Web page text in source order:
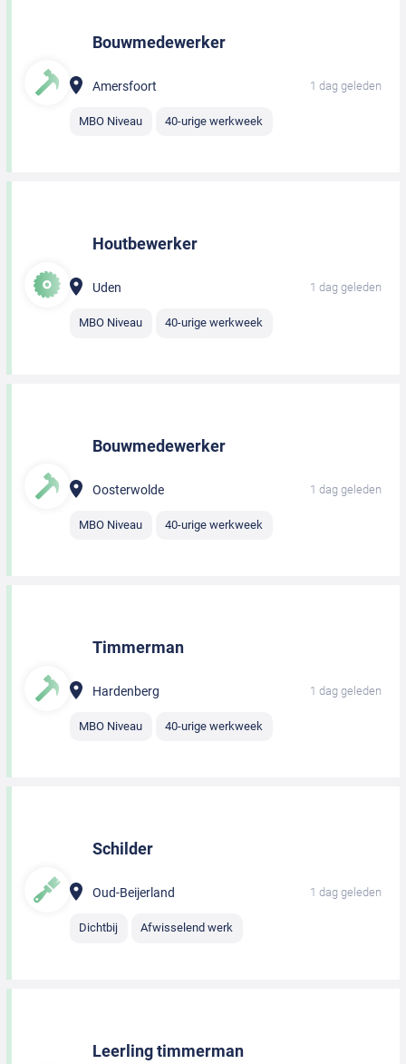
Bouwmedewerker
Amersfoort 1 dag geleden
MBO Niveau 40-urige werkweek
Houtbewerker
Uden 1 dag geleden
MBO Niveau 40-urige werkweek
Bouwmedewerker
Oosterwolde 1 dag geleden
MBO Niveau 40-urige werkweek
Timmerman
Hardenberg 1 dag geleden
MBO Niveau 40-urige werkweek
Schilder
Oud-Beijerland 1 dag geleden
Dichtbij Afwisselend werk
Leerling timmerman